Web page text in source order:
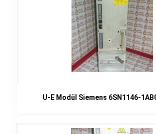
U-E Modül Siemens 6SN1146-